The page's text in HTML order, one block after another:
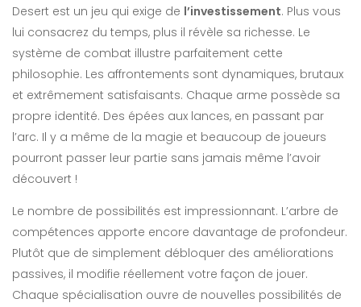
Desert est un jeu qui exige de l’investissement. Plus vous
lui consacrez du temps, plus il révèle sa richesse. Le
système de combat illustre parfaitement cette
philosophie. Les affrontements sont dynamiques, brutaux
et extrêmement satisfaisants. Chaque arme possède sa
propre identité. Des épées aux lances, en passant par
l’arc. Il y a même de la magie et beaucoup de joueurs
pourront passer leur partie sans jamais même l’avoir
découvert !
Le nombre de possibilités est impressionnant. L’arbre de
compétences apporte encore davantage de profondeur.
Plutôt que de simplement débloquer des améliorations
passives, il modifie réellement votre façon de jouer.
Chaque spécialisation ouvre de nouvelles possibilités de